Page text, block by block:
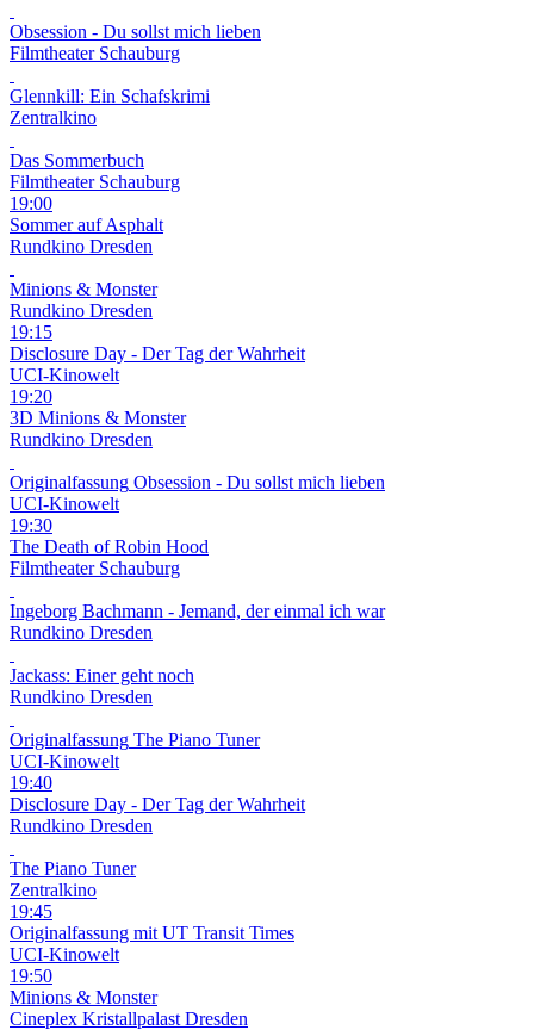
Obsession - Du sollst mich lieben
Filmtheater Schauburg
Glennkill: Ein Schafskrimi
Zentralkino
Das Sommerbuch
Filmtheater Schauburg
19:00
Sommer auf Asphalt
Rundkino Dresden
Minions & Monster
Rundkino Dresden
19:15
Disclosure Day - Der Tag der Wahrheit
UCI-Kinowelt
19:20
3D Minions & Monster
Rundkino Dresden
Originalfassung Obsession - Du sollst mich lieben
UCI-Kinowelt
19:30
The Death of Robin Hood
Filmtheater Schauburg
Ingeborg Bachmann - Jemand, der einmal ich war
Rundkino Dresden
Jackass: Einer geht noch
Rundkino Dresden
Originalfassung The Piano Tuner
UCI-Kinowelt
19:40
Disclosure Day - Der Tag der Wahrheit
Rundkino Dresden
The Piano Tuner
Zentralkino
19:45
Originalfassung mit UT Transit Times
UCI-Kinowelt
19:50
Minions & Monster
Cineplex Kristallpalast Dresden